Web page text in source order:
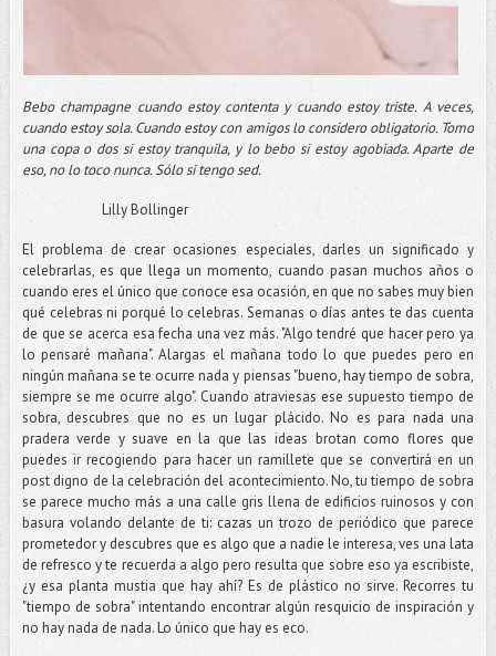
Bebo champagne cuando estoy contenta y cuando estoy triste. A veces,
cuando estoy sola. Cuando estoy con amigos lo considero obligatorio. Tomo
una copa o dos si estoy tranquila, y lo bebo si estoy agobiada. Aparte de
eso, no lo toco nunca. Sólo si tengo sed.
Lilly Bollinger
El problema de crear ocasiones especiales, darles un significado y
celebrarlas, es que llega un momento, cuando pasan muchos años o
cuando eres el único que conoce esa ocasión, en que no sabes muy bien
qué celebras ni porqué lo celebras. Semanas o días antes te das cuenta
de que se acerca esa fecha una vez más. "Algo tendré que hacer pero ya
lo pensaré mañana". Alargas el mañana todo lo que puedes pero en
ningún mañana se te ocurre nada y piensas "bueno, hay tiempo de sobra,
siempre se me ocurre algo". Cuando atraviesas ese supuesto tiempo de
sobra, descubres que no es un lugar plácido. No es para nada una
pradera verde y suave en la que las ideas brotan como flores que
puedes ir recogiendo para hacer un ramillete que se convertirá en un
post digno de la celebración del acontecimiento. No, tu tiempo de sobra
se parece mucho más a una calle gris llena de edificios ruinosos y con
basura volando delante de ti: cazas un trozo de periódico que parece
prometedor y descubres que es algo que a nadie le interesa, ves una lata
de refresco y te recuerda a algo pero resulta que sobre eso ya escribiste,
¿y esa planta mustia que hay ahí? Es de plástico no sirve. Recorres tu
"tiempo de sobra" intentando encontrar algún resquicio de inspiración y
no hay nada de nada. Lo único que hay es eco.